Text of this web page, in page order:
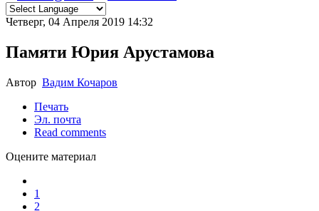
Четверг, 04 Апреля 2019 14:32
Памяти Юрия Арустамова
Автор Вадим Кочаров
Печать
Эл. почта
Read comments
Оцените материал
1
2